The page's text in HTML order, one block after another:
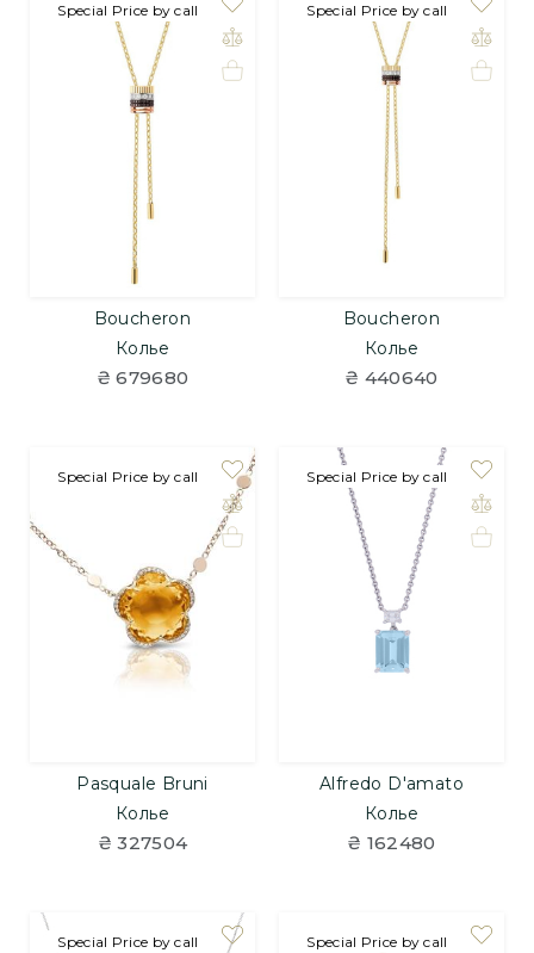
под заказ
Special Price by call
Boucheron
Колье
₴ 679680
под заказ
Special Price by call
Boucheron
Колье
₴ 440640
Special Price by call
Pasquale Bruni
Колье
₴ 327504
Special Price by call
Alfredo D'amato
Колье
₴ 162480
Special Price by call Special Price by call